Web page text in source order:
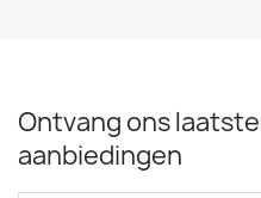
Ontvang ons
aanbiedingen